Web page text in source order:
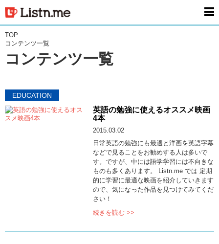
TOP
コンテンツ一覧
コンテンツ一覧
EDUCATION
英語の勉強に使えるオススメ映画
4本
2015.03.02
日常英語の勉強にも最適と洋画を英語字幕
などで見ることをお勧めする人は多いで
す。ですが、中には語学学習には不向きな
ものも多くあります。 Listn.me では 定期
的に学習に最適な映画を紹介していきます
ので、気になった作品を見つけてみてくだ
さい！
続きを読む >>